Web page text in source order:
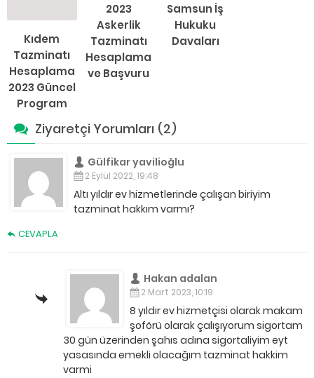
Kıdem
Tazminatı
Hesaplama
2023 Güncel
Program
2023
Askerlik
Tazminatı
Hesaplama
ve Başvuru
Samsun İş
Hukuku
Davaları
Ziyaretçi Yorumları (2)
Gülfikar yavilioğlu
2 Eylül 2022, 19:48
Altı yıldır ev hizmetlerinde çalışan biriyim
tazminat hakkım varmı?
CEVAPLA
Hakan adalan
2 Mart 2023, 10:19
8 yıldır ev hizmetçisi olarak makam
şoförü olarak çalışıyorum sigortam
30 gün üzerinden şahıs adına sigortaliyim eyt
yasasında emekli olacağım tazminat hakkim
varmi